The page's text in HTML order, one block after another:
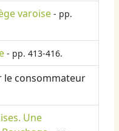
varoise - pp.
- pp. 413-416.
le consommateur
Une